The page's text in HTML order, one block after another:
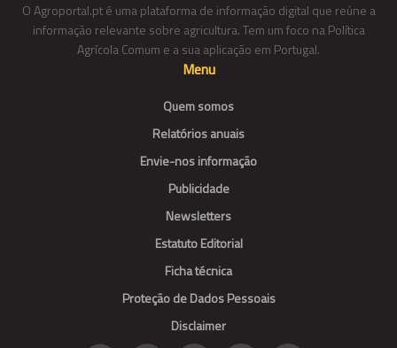
O Agroportal.pt é uma plataforma de informação digital que reúne a
informação relevante sobre agricultura. Tem um foco na Política
Agrícola Comum e a sua aplicação em Portugal.
Menu
Quem somos
Relatórios anuais
Envie-nos informação
Publicidade
Newsletters
Estatuto Editorial
Ficha técnica
Proteção de Dados Pessoais
Disclaimer